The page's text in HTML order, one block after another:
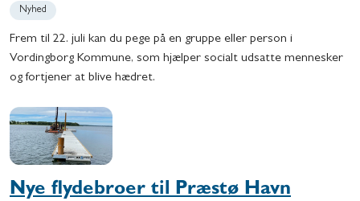
Nyhed
Frem til 22. juli kan du pege på en gruppe eller person i
Vordingborg Kommune, som hjælper socialt udsatte mennesker
og fortjener at blive hædret.
Nye flydebroer til Præstø Havn